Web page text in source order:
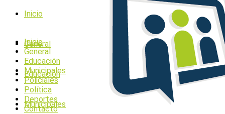
Inicio
General
Educación
Municipales
Inicio
General
Educación
Municipales
Policiales
Política
Deportes
Contacto